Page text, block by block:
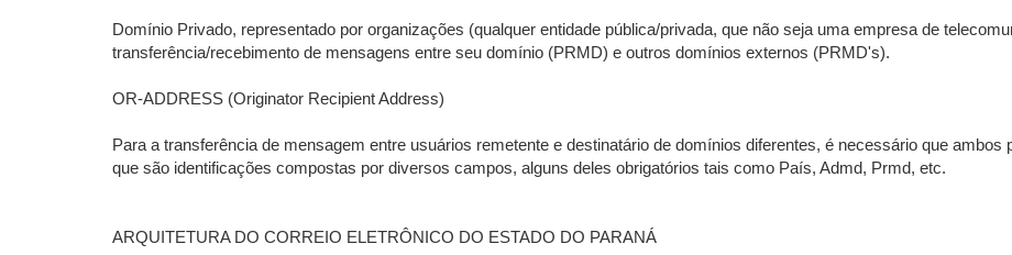
Domínio Privado, representado por organizações (qualquer entidade pública/privada, que não seja uma empresa de
transferência/recebimento de mensagens entre seu domínio (PRMD) e outros domínios externos (PRMD's).
OR-ADDRESS (Originator Recipient Address)
Para a transferência de mensagem entre usuários remetente e destinatário de domínios diferentes, é necessário que
que são identificações compostas por diversos campos, alguns deles obrigatórios tais como País, Admd, Prmd, etc.
ARQUITETURA DO CORREIO ELETRÔNICO DO ESTADO DO PARANÁ